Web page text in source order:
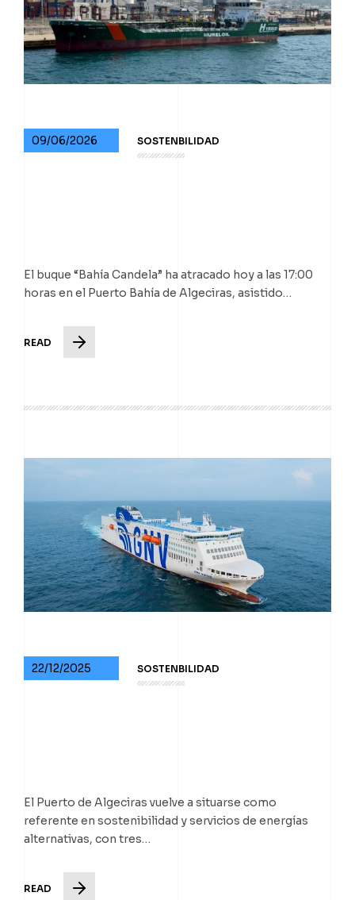
09/06/2026 SOSTENBILIDAD
El buque “Bahía Candela” ha atracado hoy a las 17:00
horas en el Puerto Bahía de Algeciras, asistido…
READ
22/12/2025 SOSTENBILIDAD
El Puerto de Algeciras vuelve a situarse como
referente en sostenibilidad y servicios de energías
alternativas, con tres…
READ